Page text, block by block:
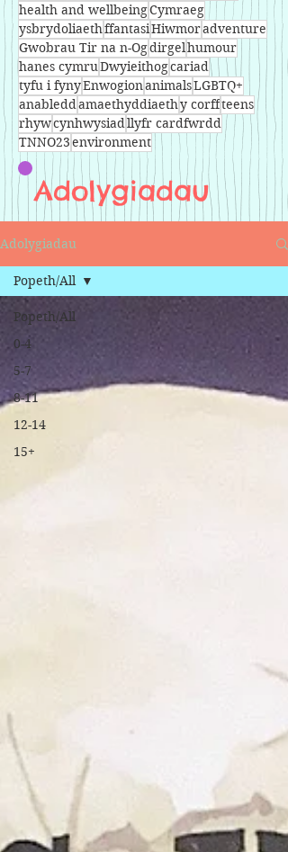
health and wellbeingCymraeg
ysbrydoliaethffantasiHiwmoradventure
Gwobrau Tir na n-Ogdirgelhumour
hanes cymruDwyieithogcariad
tyfu i fynyEnwogionanimalsLGBTQ+
anableddamaethyddiaethy corffteens
rhywcynhwysiadllyfr cardfwrdd
TNNO23environment
Adolygiadau
Adolygiadau
Popeth/All
0-4
5-7
8-11
12-14
15+
Popeth/All